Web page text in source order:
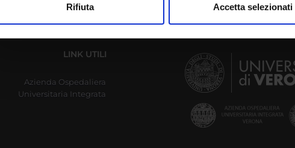
che hanno raccolto dal tuo utilizzo dei loro servizi.
Rifiuta Accetta selezionati
LINK UTILI
Azienda Ospedaliera
Universitaria Integrata